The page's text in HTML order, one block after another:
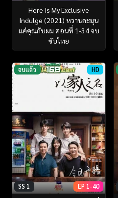
Here Is My Exclusive
Indulge (2021) หวานละมุน
แค่คุณกับผม ตอนที่ 1-34 จบ
ซับไทย
จบแล้ว HD
SS 1 EP 1-40